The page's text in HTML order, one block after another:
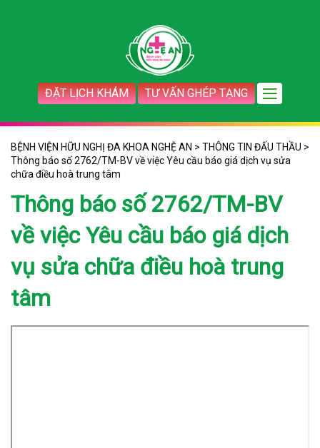
ĐẶT LỊCH KHÁM TƯ VẤN GHÉP TẠNG
BỆNH VIỆN HỮU NGHỊ ĐA KHOA NGHỆ AN > THÔNG TIN ĐẤU THẦU >
Thông báo số 2762/TM-BV về việc Yêu cầu báo giá dịch vụ sửa
chữa điều hoà trung tâm
Thông báo số 2762/TM-BV
về việc Yêu cầu báo giá dịch
vụ sửa chữa điều hoà trung
tâm